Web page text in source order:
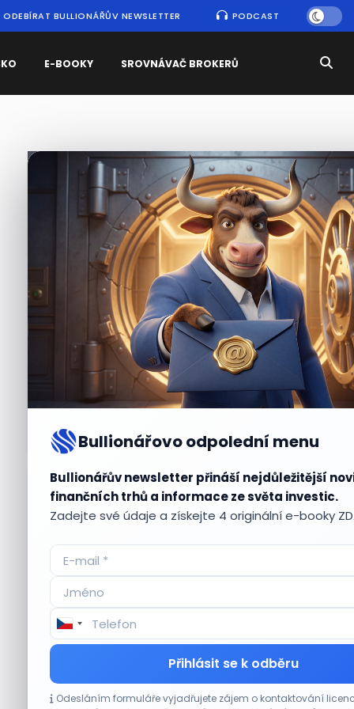
ODEBÍRAT BULLIONÁŘŮV NEWSLETTER PODCAST
E-BOOKY SROVNÁVAČ BROKERŮ
Bullionářovo odpolední menu
Bullionářův newsletter přináší nejdůležitější
finančních trhů a informace ze světa investic.
Zadejte své údaje a získejte 4 originální e-booky
Přihlásit se k odběru
Odesláním formuláře vyjadřujete zájem o kontaktování
Nejčtenějšízprávy
Aktuálnípříležitosti
Akcie Micron klesají, ale nejhoršímu